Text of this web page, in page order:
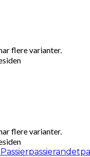
flere varianter.
flere varianter.
Passierpassierandet